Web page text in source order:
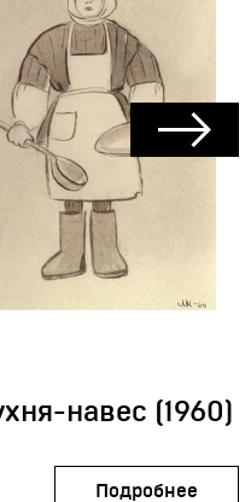
навес (1960)
Подробнее